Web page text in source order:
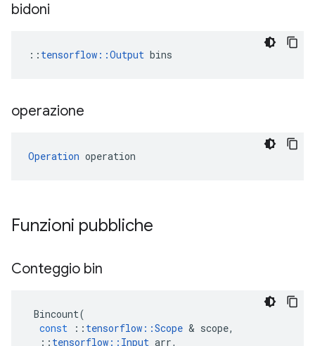
bidoni
:: tensorflow::Output bins
operazione
Operation operation
Funzioni pubbliche
Conteggio bin
Bincount(
const
:: tensorflow ::Scope & scope,
:: tensorflow :: Input arr,